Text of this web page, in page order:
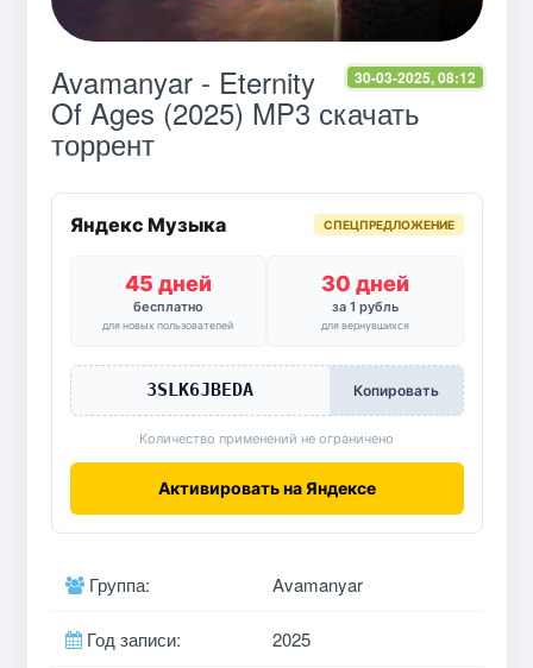
30-03-2025, 08:12
Avamanyar - Eternity
Of Ages (2025) MP3 скачать
торрент
Яндекс Музыка СПЕЦПРЕДЛОЖЕНИЕ
45 дней
бесплатно
для новых пользователей
30 дней
за 1 рубль
для вернувшихся
3SLK6JBEDA Копировать
Количество применений не ограничено
Активировать на Яндексе
Группа: Avamanyar
Год записи: 2025